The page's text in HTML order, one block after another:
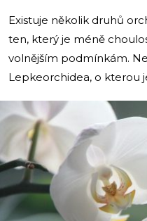
Existuje několik druhů
ten, který je méně
volnějším podmínkám.
Lepkeorchidea, o kterou